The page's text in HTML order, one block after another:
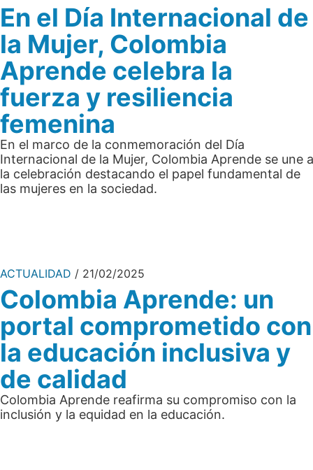
En el Día Internacional de
la Mujer, Colombia
Aprende celebra la
fuerza y resiliencia
femenina
En el marco de la conmemoración del Día
Internacional de la Mujer, Colombia Aprende se une a
la celebración destacando el papel fundamental de
las mujeres en la sociedad.
ACTUALIDAD 21/02/2025
Colombia Aprende: un
portal comprometido con
la educación inclusiva y
de calidad
Colombia Aprende reafirma su compromiso con la
inclusión y la equidad en la educación.